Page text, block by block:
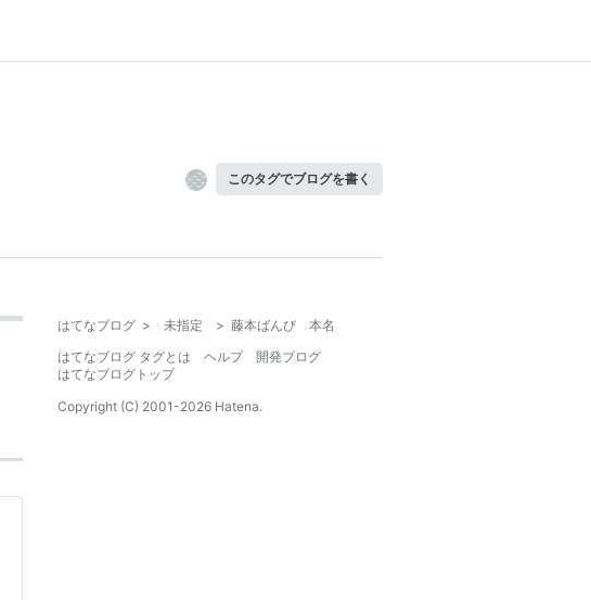
このタグでブログを書く
はてなブログ > 未指定 > 藤本ばんび 本名
はてなブログ タグとは
ヘルプ
開発ブログ
はてなブログトップ
Copyright (C) 2001-2026 Hatena.